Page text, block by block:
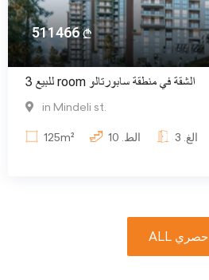
511466
للبيع 3 room الشقة في منطقة سابورتالو
in Mindeli st.
125m²
الط. 10 الغ. 3
ALL حصري